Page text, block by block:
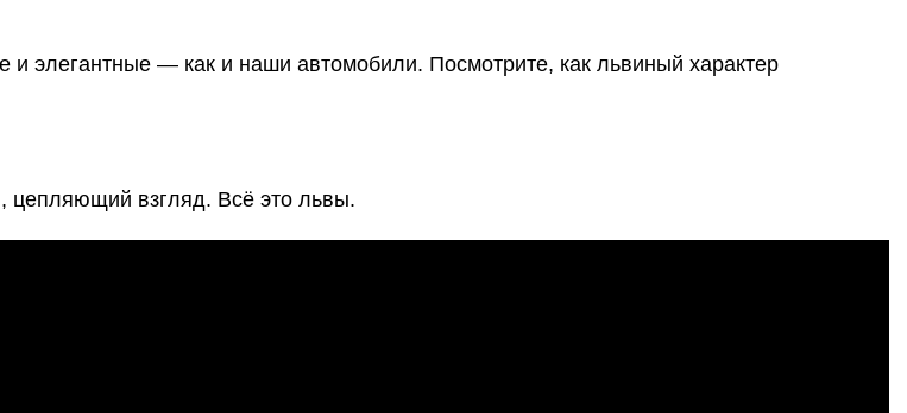
— как и наши автомобили. Посмотрите, как львиный характер
цепляющий взгляд. Всё это львы.